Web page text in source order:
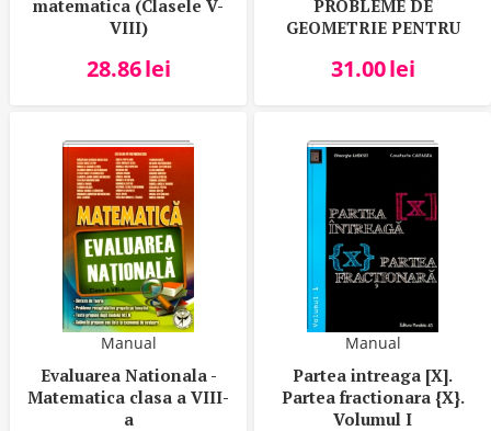
matematica (Clasele V-
VIII)
28.86lei
PROBLEME DE
GEOMETRIE PENTRU
31.00lei
Manual
Evaluarea Nationala -
Matematica clasa a VIII-
a
Manual
Partea intreaga [X].
Partea fractionara {X}.
Volumul I